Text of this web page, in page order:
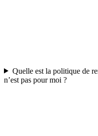
Quelle est la politique de
n’est pas pour moi ?